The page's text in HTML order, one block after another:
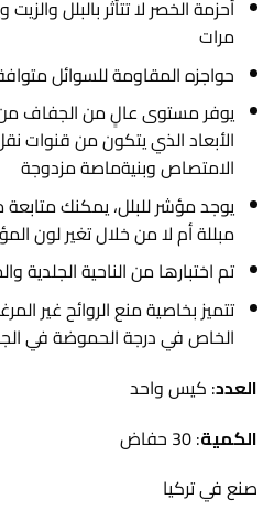
أحزمة الخصر لا تتأثر بالبلل
مرات
حواجزه المقاومة للسوائل
يوفر مستوى عالٍ من الجفاف من
الأبعاد الذي يتكون من قنوات
الامتصاص وبنيةماصة مزدوجة
يوجد مؤشر للبلل، يمكنك
مبللة أم لا من خلال تغير لون
تم اختبارها من الناحية الجلدية
تتميز بخاصية منع الروائح غير
الخاص في درجة الحموضة في
العدد: كيس واحد
الكمية: 30 حفاض
صنع في تركيا